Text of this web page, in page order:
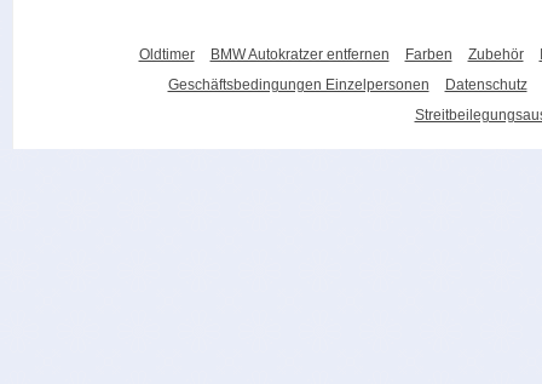
Oldtimer BMW Autokratzer entfernen Farben Zubehör
Geschäftsbedingungen Einzelpersonen
Datenschutz